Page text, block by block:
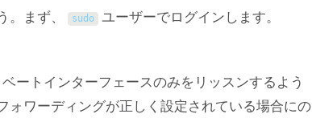
。まず、 sudo ユーザーでログインします。
ートインターフェースのみをリッスンするよう
ォワーディングが正しく設定されている場合にの